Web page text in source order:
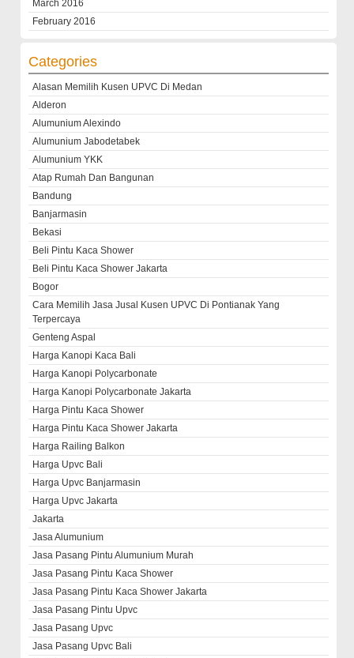
March 2016
February 2016
Categories
Alasan Memilih Kusen UPVC Di Medan
Alderon
Alumunium Alexindo
Alumunium Jabodetabek
Alumunium YKK
Atap Rumah Dan Bangunan
Bandung
Banjarmasin
Bekasi
Beli Pintu Kaca Shower
Beli Pintu Kaca Shower Jakarta
Bogor
Cara Memilih Jasa Jusal Kusen UPVC Di Pontianak Yang
Terpercaya
Genteng Aspal
Harga Kanopi Kaca Bali
Harga Kanopi Polycarbonate
Harga Kanopi Polycarbonate Jakarta
Harga Pintu Kaca Shower
Harga Pintu Kaca Shower Jakarta
Harga Railing Balkon
Harga Upvc Bali
Harga Upvc Banjarmasin
Harga Upvc Jakarta
Jakarta
Jasa Alumunium
Jasa Pasang Pintu Alumunium Murah
Jasa Pasang Pintu Kaca Shower
Jasa Pasang Pintu Kaca Shower Jakarta
Jasa Pasang Pintu Upvc
Jasa Pasang Upvc
Jasa Pasang Upvc Bali